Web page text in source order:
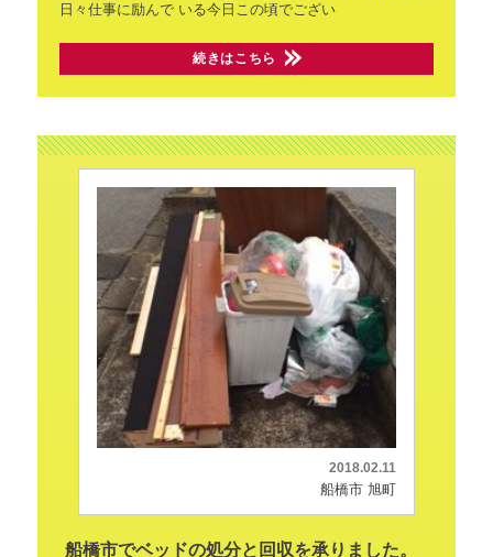
日々仕事に励んでいる今日この頃でござい
続きはこちら
2018.02.11
船橋市 旭町
船橋市でベッドの処分と回収を承りました。